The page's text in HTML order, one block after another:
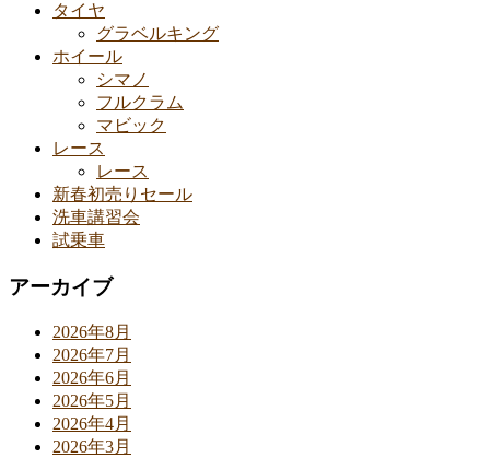
タイヤ
グラベルキング
ホイール
シマノ
フルクラム
マビック
レース
レース
新春初売りセール
洗車講習会
試乗車
アーカイブ
2026年8月
2026年7月
2026年6月
2026年5月
2026年4月
2026年3月